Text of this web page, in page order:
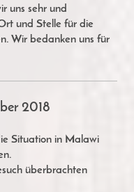
uns sehr und
und Stelle für die
Wir bedanken uns für
2018
Situation in Malawi
überbrachten